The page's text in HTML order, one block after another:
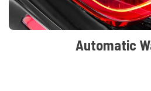
Automatic